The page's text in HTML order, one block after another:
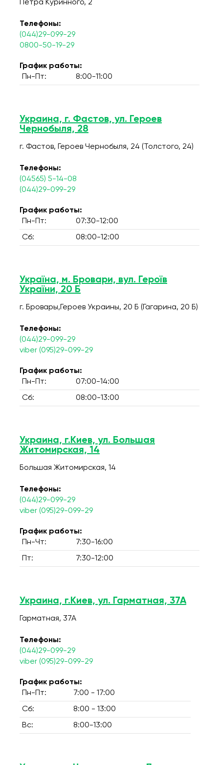
Петра Куринного, 2
Телефоны:
(044)29-099-29
0800-50-19-29
График работы:
Пн-Пт:
8:00-11:00
Украина, г. Фастов, ул. Героев
Чернобыля, 28
г. Фастов, Героев Чернобыля, 24 (Толстого, 24)
Телефоны:
(04565) 5-14-08
(044)29-099-29
График работы:
Пн-Пт:
07:30-12:00
Сб: 08:00-12:00
Україна, м. Бровари, вул. Героїв
України, 20 Б
г. Бровары,Героев Украины, 20 Б (Гагарина, 20 Б)
Телефоны:
(044)29-099-29
viber (095)29-099-29
График работы:
Пн-Пт:
07:00-14:00
Сб: 08:00-13:00
Украина, г.Киев, ул. Большая
Житомирская, 14
Большая Житомирская, 14
Телефоны:
(044)29-099-29
viber (095)29-099-29
График работы:
Пн-Чт:
7:30-16:00
Пт: 7:30-12:00
Украина, г.Киев, ул. Гарматная, 37А
Гарматная, 37А
Телефоны:
(044)29-099-29
viber (095)29-099-29
График работы:
Пн-Пт:
7:00 - 17:00
Сб: 8:00 - 13:00
Вс: 8:00-13:00